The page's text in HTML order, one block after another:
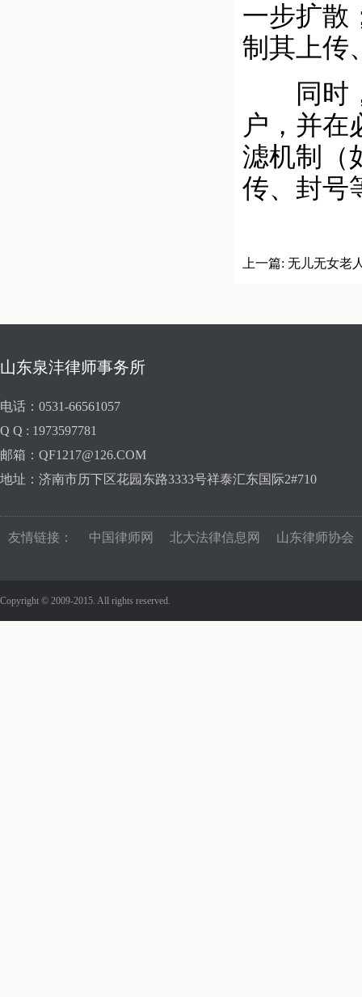
一步扩散
制其上传
同时，
户，并在
滤机制（
传、封号
上一篇: 无儿无女老
山东泉沣律师事务所
电话：0531-66561057
Q Q : 1973597781
邮箱：QF1217@126.COM
地址：济南市历下区花园东路3333号祥泰汇东国际2#710
友情链接： 中国律师网 北大法律信息网 山东律师协会
Copyright © 2009-2015. All rights reserved.